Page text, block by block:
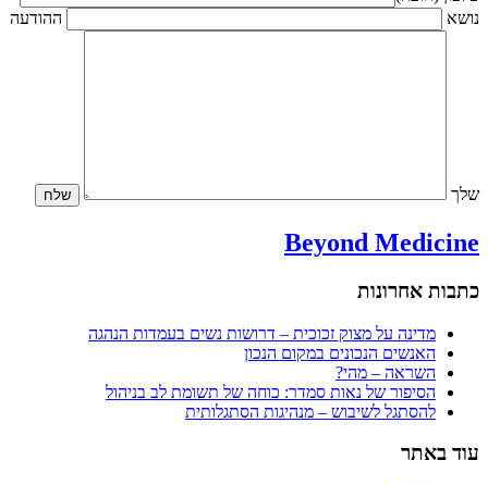
נושא
ההודעה
שלך
Beyond Medicine
כתבות אחרונות
מדינה על מצוק זכוכית – דרושות נשים בעמדות הנהגה
האנשים הנכונים במקום הנכון
השראה – מהי?
הסיפור של נאות סמדר: כוחה של תשומת לב בניהול
להסתגל לשיבוש – מנהיגות הסתגלותית
עוד באתר